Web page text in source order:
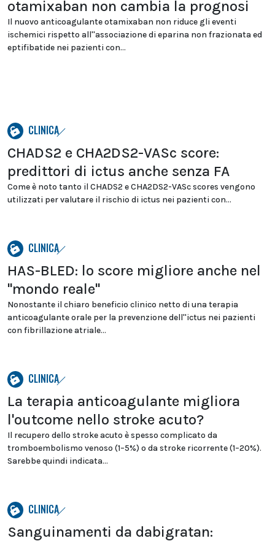
otamixaban non cambia la prognosi
Il nuovo anticoagulante otamixaban non riduce gli eventi
ischemici rispetto all''associazione di eparina non frazionata ed
eptifibatide nei pazienti con...
CLINICA
CHADS2 e CHA2DS2-VASc score:
predittori di ictus anche senza FA
Come è noto tanto il CHADS2 e CHA2DS2-VASc scores vengono
utilizzati per valutare il rischio di ictus nei pazienti con...
CLINICA
HAS-BLED: lo score migliore anche nel
"mondo reale"
Nonostante il chiaro beneficio clinico netto di una terapia
anticoagulante orale per la prevenzione dell''ictus nei pazienti
con fibrillazione atriale...
CLINICA
La terapia anticoagulante migliora
l'outcome nello stroke acuto?
Il recupero dello stroke acuto è spesso complicato da
tromboembolismo venoso (1–5%) o da stroke ricorrente (1–20%).
Sarebbe quindi indicata...
CLINICA
Sanguinamenti da dabigratan: